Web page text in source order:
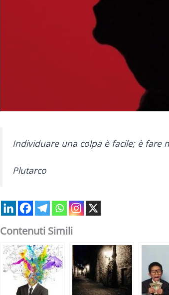
Individuare una colpa è facile; è fare
Plutarco
Contenuti Simili